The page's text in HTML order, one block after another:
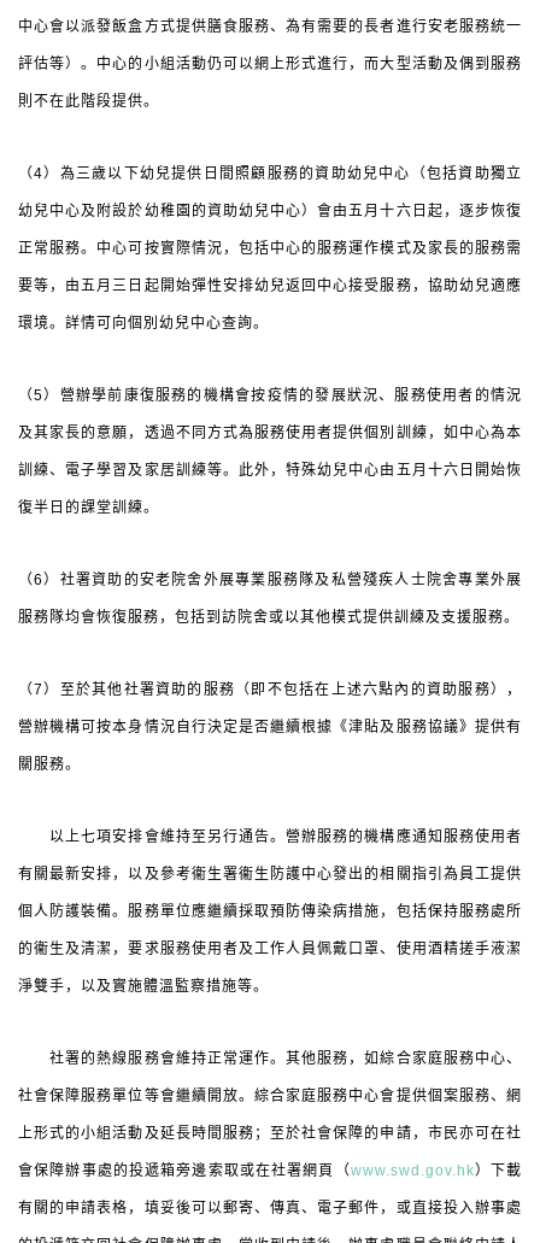
中心會以派發飯盒方式提供膳食服務、為有需要的長者進行安老服務統一
評估等）。中心的小組活動仍可以網上形式進行，而大型活動及偶到服務
則不在此階段提供。
（4）為三歲以下幼兒提供日間照顧服務的資助幼兒中心（包括資助獨立
幼兒中心及附設於幼稚園的資助幼兒中心）會由五月十六日起，逐步恢復
正常服務。中心可按實際情況，包括中心的服務運作模式及家長的服務需
要等，由五月三日起開始彈性安排幼兒返回中心接受服務，協助幼兒適應
環境。詳情可向個別幼兒中心查詢。
（5）營辦學前康復服務的機構會按疫情的發展狀況、服務使用者的情況
及其家長的意願，透過不同方式為服務使用者提供個別訓練，如中心為本
訓練、電子學習及家居訓練等。此外，特殊幼兒中心由五月十六日開始恢
復半日的課堂訓練。
（6）社署資助的安老院舍外展專業服務隊及私營殘疾人士院舍專業外展
服務隊均會恢復服務，包括到訪院舍或以其他模式提供訓練及支援服務。
（7）至於其他社署資助的服務（即不包括在上述六點內的資助服務），
營辦機構可按本身情況自行決定是否繼續根據《津貼及服務協議》提供有
關服務。
以上七項安排會維持至另行通告。營辦服務的機構應通知服務使用者
有關最新安排，以及參考衞生署衞生防護中心發出的相關指引為員工提供
個人防護裝備。服務單位應繼續採取預防傳染病措施，包括保持服務處所
的衞生及清潔，要求服務使用者及工作人員佩戴口罩、使用酒精搓手液潔
淨雙手，以及實施體溫監察措施等。
社署的熱線服務會維持正常運作。其他服務，如綜合家庭服務中心、
社會保障服務單位等會繼續開放。綜合家庭服務中心會提供個案服務、網
上形式的小組活動及延長時間服務；至於社會保障的申請，市民亦可在社
會保障辦事處的投遞箱旁邊索取或在社署網頁（www.swd.gov.hk）下載
有關的申請表格，填妥後可以郵寄、傳真、電子郵件，或直接投入辦事處